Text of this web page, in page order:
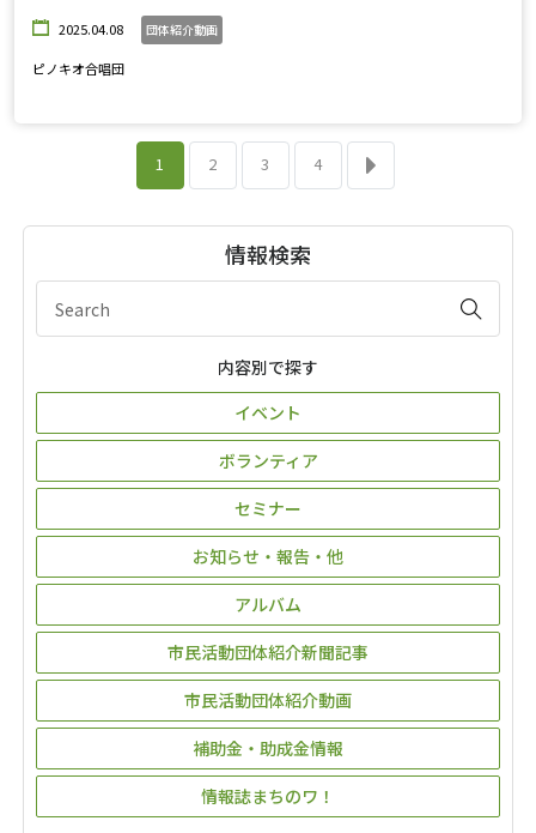
2025.04.08 団体紹介動画
ピノキオ合唱団
1 2 3 4
情報検索
内容別で探す
イベント
ボランティア
セミナー
お知らせ・報告・他
アルバム
市民活動団体紹介新聞記事
市民活動団体紹介動画
補助金・助成金情報
情報誌まちのワ！